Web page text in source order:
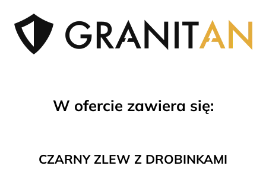
W ofercie zawiera się:
CZARNY ZLEW Z DROBINKAMI